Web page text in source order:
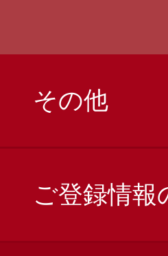
その他
ご登録情報